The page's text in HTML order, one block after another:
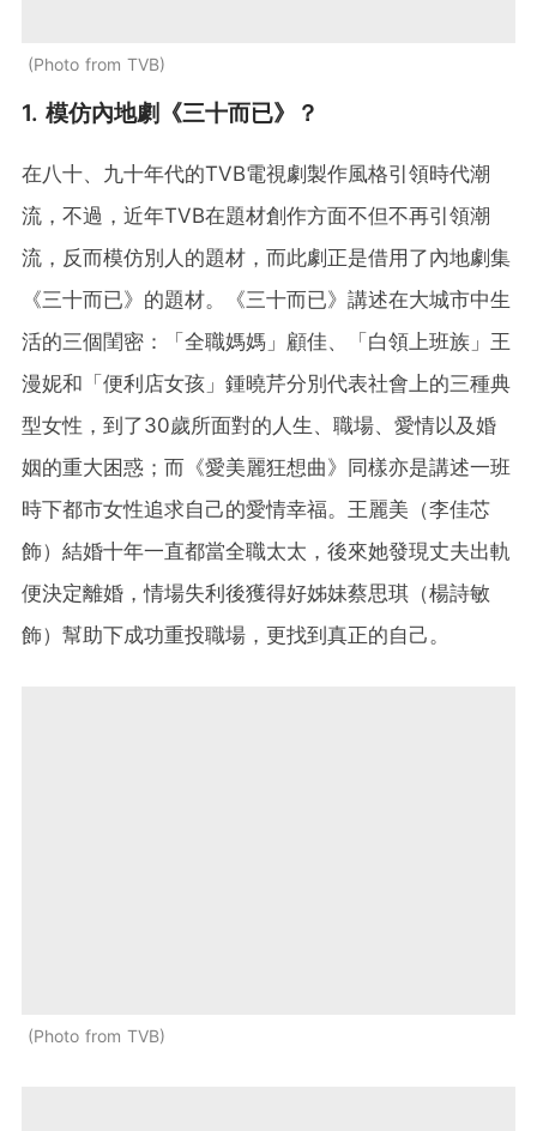
Photo from TVB
1. 模仿內地劇《三十而已》？
在八十、九十年代的TVB電視劇製作風格引領時代潮
流，不過，近年TVB在題材創作方面不但不再引領潮
流，反而模仿別人的題材，而此劇正是借用了內地劇集
《三十而已》的題材。《三十而已》講述在大城市中生
活的三個閨密：「全職媽媽」顧佳、「白領上班族」王
漫妮和「便利店女孩」鍾曉芹分別代表社會上的三種典
型女性，到了30歲所面對的人生、職場、愛情以及婚
姻的重大困惑；而《愛美麗狂想曲》同樣亦是講述一班
時下都市女性追求自己的愛情幸福。王麗美（李佳芯
飾）結婚十年一直都當全職太太，後來她發現丈夫出軌
便決定離婚，情場失利後獲得好姊妹蔡思琪（楊詩敏
飾）幫助下成功重投職場，更找到真正的自己。
Photo from TVB